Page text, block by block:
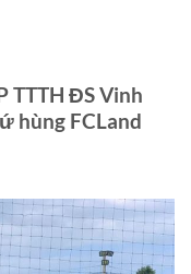
TTTH ĐS Vinh
hùng FCLand